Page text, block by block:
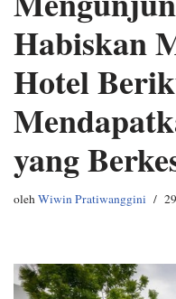
Habiskan
Hotel
yang
olehWiwin Pratiwanggini